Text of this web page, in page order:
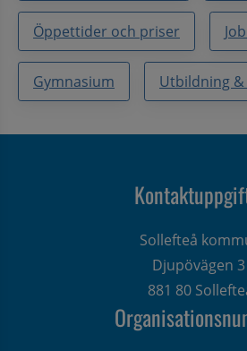
Öppettider och priser
Gymnasium Utbildning
Sollefteå
Djupövägen 3
881 80